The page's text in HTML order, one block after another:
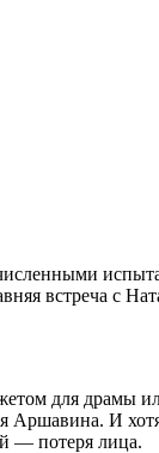
встреча с
для драмы
И
— потеря лица.